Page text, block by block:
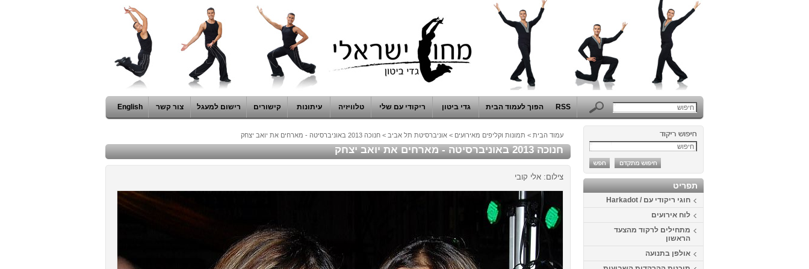
RSS הפוך לעמוד הבית גדי ביטון ריקודי עם שלי טלוויזיה עיתונות קישורים רישום למעגל צור קשר English
תפריט
חוגי ריקודי עם / Harkadot
לוח אירועים
מתחילים לרקוד מהצעד
הראשון
אולפן בתנועה
עמוד הבית > תמונות וקליפים מאירועים > אוניברסיטת תל אביב > חנוכה 2013 באוניברסיטה - מארחים את יואב יצחק
חנוכה 2013 באוניברסיטה - מארחים את יואב יצחק
צילום: אלי קובי